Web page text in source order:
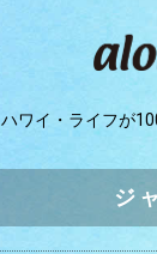
ハワイ・ライフが
ジ